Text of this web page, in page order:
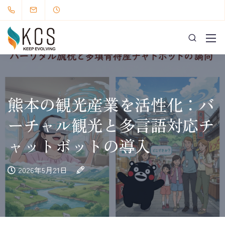
熊本の観光産業を活性化：バ
ーチャル観光と多言語対応チ
ャットボットの導入
2026年5月21日